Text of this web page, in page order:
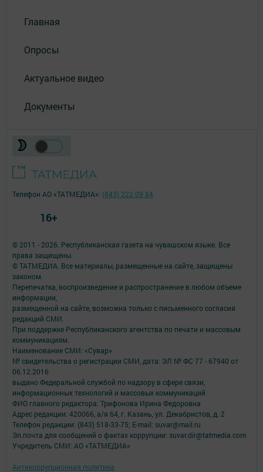
Главная
Опросы
Актуальное видео
Документы
© 2011 - 2026. Республиканская газета на чувашском языке. Все
права защищены.
© ТАТМЕДИА. Все материалы, размещенные на сайте, защищены
законом.
Перепечатка, воспроизведение и распространение в любом объеме
информации,
размещенной на сайте, возможна только с письменного согласия
редакций СМИ.
При поддержке Республиканского агентства по печати и массовым
коммуникациям.
Наименование СМИ: «Сувар»
№ свидетельства о регистрации СМИ, дата: ЭЛ № ФС 77 - 67940 от
06.12.2016
выдано Федеральной службой по надзору в сфере связи,
информационных технологий и массовых коммуникаций
ФИО главного редактора: Трифонова Ирина Федоровна
Адрес редакции: 420066, а/я 64, г. Казань, ул. Декабристов, д. 2
Телефон редакции: (843) 518-33-75; E-mail: suvar@mail.ru
Эл.почта для сообщений о фактах коррупции: suvar.dir@tatmedia.com
Учредитель СМИ: АО «ТАТМЕДИА»
Антикоррупционная политика
Телефон АО «ТАТМЕДИА»: (843) 222 09 84
16+